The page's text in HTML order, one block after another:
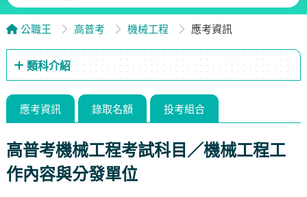
公職王 高普考 機械工程 應考資訊
類科介紹
應考資訊 錄取名額 投考組合
高普考機械工程考試科目／機械工程工
作內容與分發單位